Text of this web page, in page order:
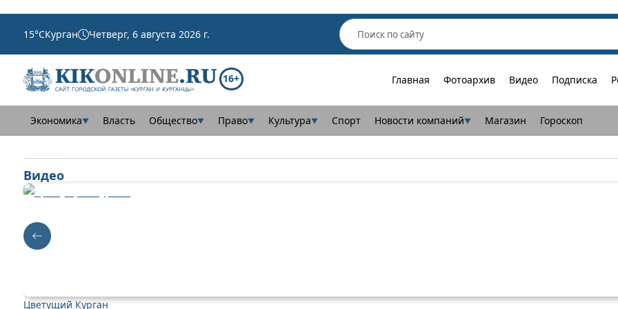
15°CКурган Четверг, 6 августа 2026 г.
16+ Главная Фотоархив Видео Подписка
Экономика▼ Власть Общество▼ Право▼ Культура▼ Спорт Новости компаний▼ Магазин Гороскоп
Видео
Цветущий Курган